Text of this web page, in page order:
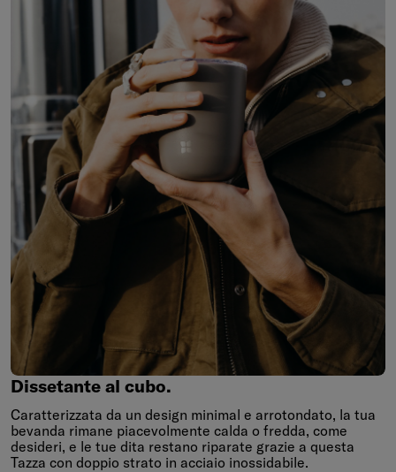
Dissetante al cubo.
Dissetante al cubo.
Caratterizzata da un design minimal e arrotondato, la tua
bevanda rimane piacevolmente calda o fredda, come
desideri, e le tue dita restano riparate grazie a questa
Tazza con doppio strato in acciaio inossidabile.